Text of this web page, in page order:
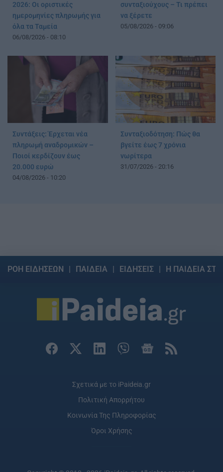
2026: Οι οριστικές
ημερομηνίες πληρωμής για
όλα τα Ταμεία
06/08/2026 - 08:10
συνταξιούχους – Τι πρέπει
να ξέρετε
05/08/2026 - 09:06
Συντάξεις: Έρχεται νέα
πληρωμή αναδρομικών –
Ποιοί κερδίζουν έως
20.000 ευρώ
04/08/2026 - 10:20
Συνταξιοδότηση: Πώς θα
βγείτε έως 7 χρόνια
νωρίτερα
31/07/2026 - 20:16
ΡΟΗ ΕΙΔΗΣΕΩΝ ΠΑΙΔΕΙΑ ΕΙΔΗΣΕΙΣ Η ΠΑΙΔΕΙΑ
Σχετικά με το iPaideia.gr
Πολιτική Απορρήτου
Κοινωνία Της Πληροφορίας
Όροι Χρήσης